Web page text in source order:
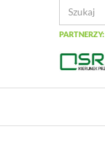
PARTNERZY: